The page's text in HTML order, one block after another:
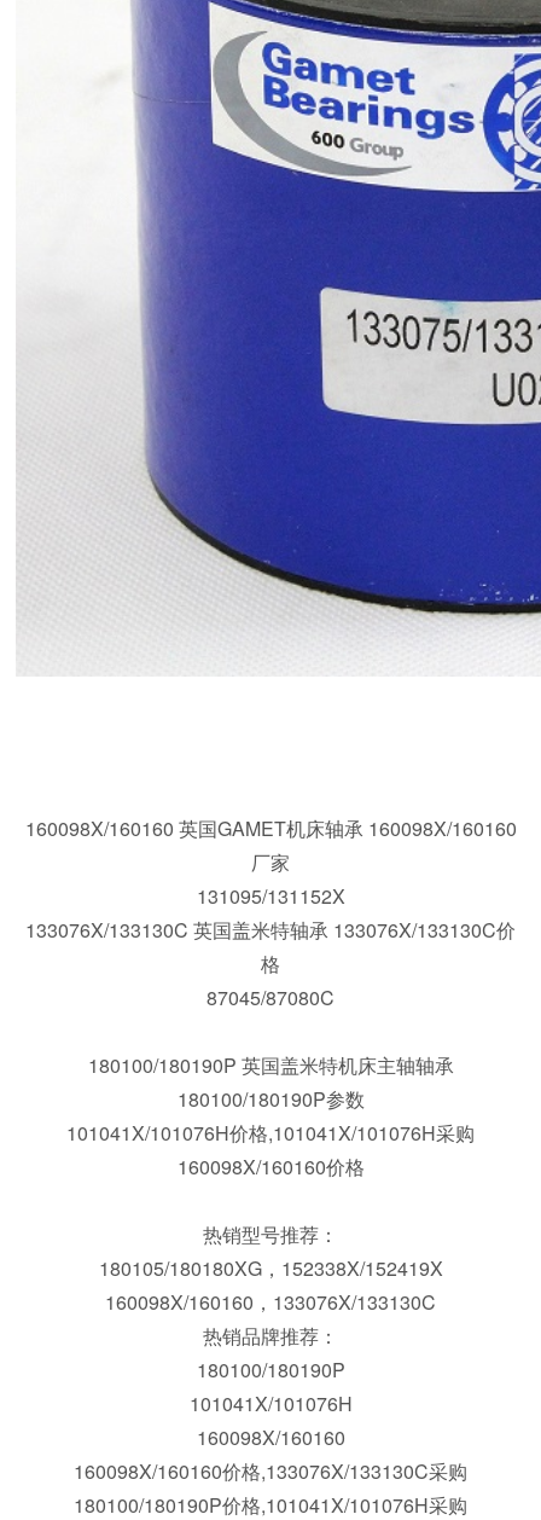
180105/180190C 英国GAMET主轴轴承;180101X/180190C
180105/180180XC 英国盖米特高精度轴承;100034X/100080
240145/240241X 英国盖米特高精度轴承 BSC017060Q
160098X/160160 英国GAMET机床轴承 160098X/160160
厂家
131095/131152X
133076X/133130C 英国盖米特轴承 133076X/133130C价
格
87045/87080C
180100/180190P 英国盖米特机床主轴轴承
180100/180190P参数
101041X/101076H价格,101041X/101076H采购
160098X/160160价格
热销型号推荐：
180105/180180XG，152338X/152419X
160098X/160160，133076X/133130C
热销品牌推荐：
180100/180190P
101041X/101076H
160098X/160160
160098X/160160价格,133076X/133130C采购
180100/180190P价格,101041X/101076H采购